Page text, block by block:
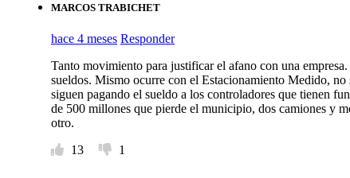
MARCOS TRABICHET
hace 4 meses Responder
Tanto movimiento para justificar el afano con una
sueldos. Mismo ocurre con el Estacionamiento Medido, no
siguen pagando el sueldo a los controladores que tienen
de 500 millones que pierde el municipio, dos camiones y
otro.
13
1